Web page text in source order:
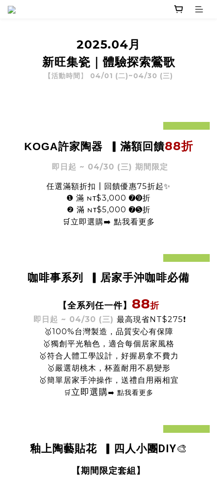
2025.04月
新旺集瓷 ｜體驗探索鶯歌
【活動時間 】 04/01 (二)~04/30 (三)
KOGA許家陶器 滿額回饋88折
即日起 ~ 04/30 (三) 期間限定
任選滿額折扣┃回饋優惠75折起✨
❶ 滿 ɴᴛ$3,000 ➐➒折
❷ 滿 ɴᴛ$5,000 ➐➎折
🛒立即選購➡️ 點我看更多
咖啡事系列 ▎居家手沖咖啡必備
【全系列任一件】 88折
即日起 ~ 04/30 (三) 最高現省NT$275❗️
🥇100%台灣製造，品質安心有保障
🥇獨創平光釉色，適合每個居家風格
🥇符合人體工學設計，好握易拿不費力
🥇嚴選胡桃木，杯蓋耐用不易變形
🥇簡單居家手沖操作，送禮自用兩相宜
🛒立即選購➡️ 點我看更多
釉上陶藝貼花 ▎四人小團DIY🎨
【期間限定套組 】